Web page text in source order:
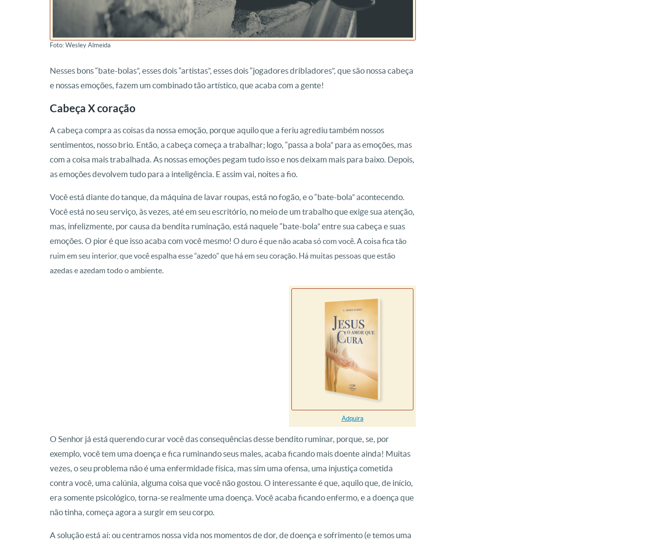
Foto: Wesley Almeida
Nesses bons “bate-bolas”, esses dois “artistas”, esses dois “jogadores dribladores”, que são nossa cabeça
e nossas emoções, fazem um combinado tão artístico, que acaba com a gente!
Cabeça X coração
A cabeça compra as coisas da nossa emoção, porque aquilo que a feriu agrediu também nossos
sentimentos, nosso brio. Então, a cabeça começa a trabalhar; logo, “passa a bola” para as emoções, mas
com a coisa mais trabalhada. As nossas emoções pegam tudo isso e nos deixam mais para baixo. Depois,
as emoções devolvem tudo para a inteligência. E assim vai, noites a fio.
Você está diante do tanque, da máquina de lavar roupas, está no fogão, e o “bate-bola” acontecendo.
Você está no seu serviço, às vezes, até em seu escritório, no meio de um trabalho que exige sua atenção,
mas, infelizmente, por causa da bendita ruminação, está naquele “bate-bola” entre sua cabeça e suas
emoções. O pior é que isso acaba com você mesmo! O duro é que não acaba só com você. A coisa fica tão
ruim em seu interior, que você espalha esse “azedo” que há em seu coração. Há muitas pessoas que estão
azedas e azedam todo o ambiente.
Adquira
O Senhor já está querendo curar você das consequências desse bendito ruminar, porque, se, por
exemplo, você tem uma doença e fica ruminando seus males, acaba ficando mais doente ainda! Muitas
vezes, o seu problema não é uma enfermidade física, mas sim uma ofensa, uma injustiça cometida
contra você, uma calúnia, alguma coisa que você não gostou. O interessante é que, aquilo que, de início,
era somente psicológico, torna-se realmente uma doença. Você acaba ficando enfermo, e a doença que
não tinha, começa agora a surgir em seu corpo.
A solução está aí: ou centramos nossa vida nos momentos de dor, de doença e sofrimento (e temos uma